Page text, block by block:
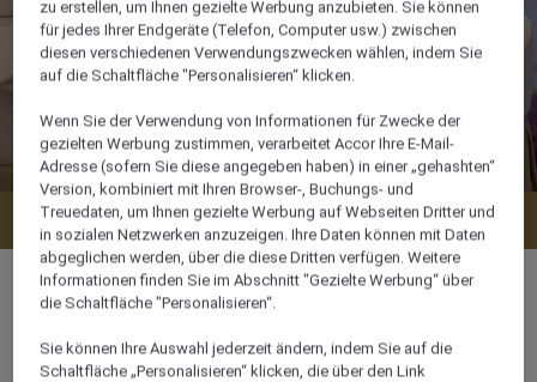
Verfügbarkeit anzeigen
28 m²
zu erstellen, um Ihnen gezielte Werbung anzubieten. Sie können
für jedes Ihrer Endgeräte (Telefon, Computer usw.) zwischen
diesen verschiedenen Verwendungszwecken wählen, indem Sie
auf die Schaltfläche "Personalisieren“ klicken.
Wenn Sie der Verwendung von Informationen für Zwecke der
gezielten Werbung zustimmen, verarbeitet Accor Ihre E-Mail-
Adresse (sofern Sie diese angegeben haben) in einer „gehashten“
Version, kombiniert mit Ihren Browser-, Buchungs- und
Treuedaten, um Ihnen gezielte Werbung auf Webseiten Dritter und
in sozialen Netzwerken anzuzeigen. Ihre Daten können mit Daten
abgeglichen werden, über die diese Dritten verfügen. Weitere
Informationen finden Sie im Abschnitt "Gezielte Werbung“ über
die Schaltfläche "Personalisieren“.
Sie können Ihre Auswahl jederzeit ändern, indem Sie auf die
Schaltfläche „Personalisieren“ klicken, die über den Link